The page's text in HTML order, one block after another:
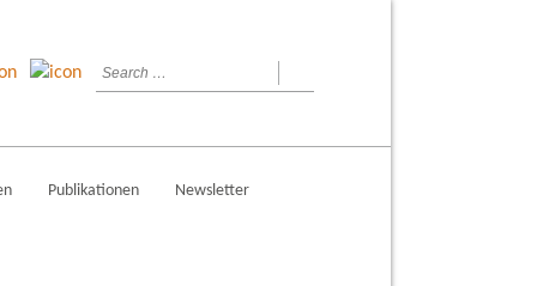
Publikationen Newsletter